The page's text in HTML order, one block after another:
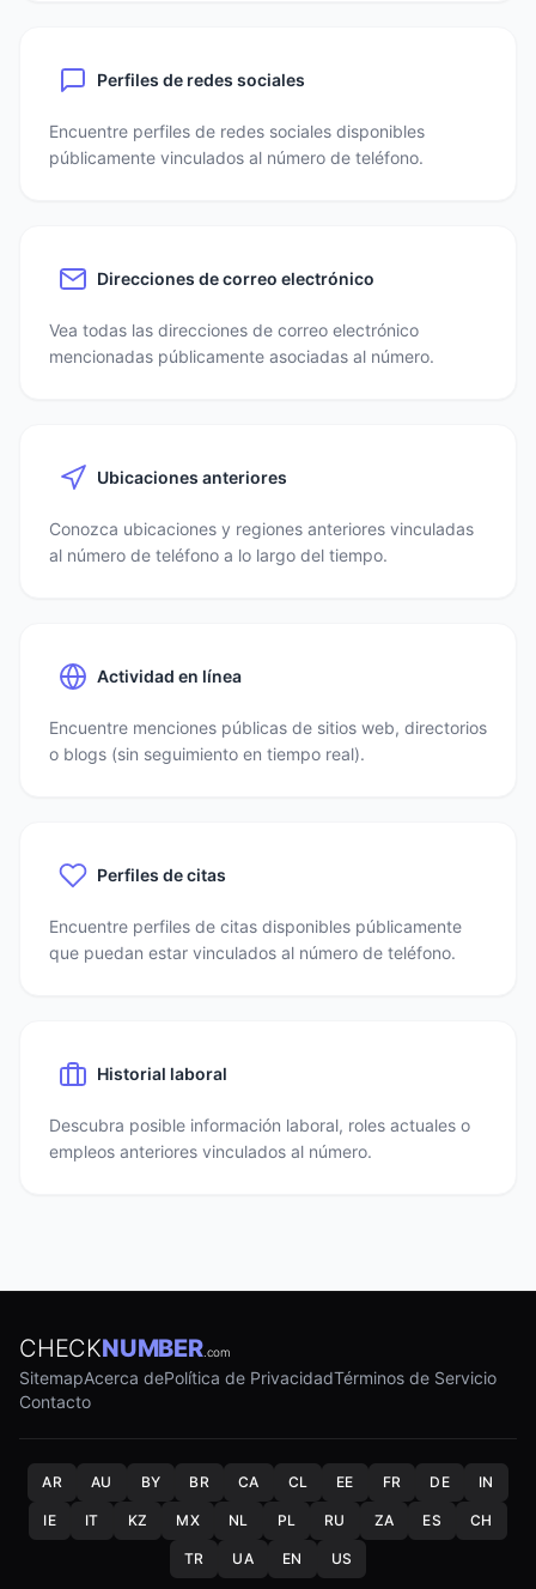
Perfiles de redes sociales
Encuentre perfiles de redes sociales disponibles
públicamente vinculados al número de teléfono.
Direcciones de correo electrónico
Vea todas las direcciones de correo electrónico
mencionadas públicamente asociadas al número.
Ubicaciones anteriores
Conozca ubicaciones y regiones anteriores vinculadas
al número de teléfono a lo largo del tiempo.
Actividad en línea
Encuentre menciones públicas de sitios web, directorios
o blogs (sin seguimiento en tiempo real).
Perfiles de citas
Encuentre perfiles de citas disponibles públicamente
que puedan estar vinculados al número de teléfono.
Historial laboral
Descubra posible información laboral, roles actuales o
empleos anteriores vinculados al número.
CHECKNUMBER.com
SitemapAcerca dePolítica de PrivacidadTérminos de Servicio
Contacto
AR AU BY BR CA CL EE FR DE IN
IE IT KZ MX NL PL RU ZA ES CH
TR UA EN US